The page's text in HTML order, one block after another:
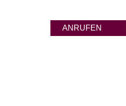
ANRUFEN